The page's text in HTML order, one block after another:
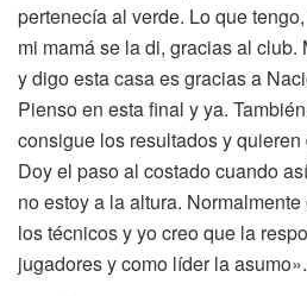
pertenecía al verde. Lo que
mi mamá se la di, gracias al club.
y digo esta casa es gracias a
Pienso en esta final y ya.
consigue los resultados y quieren
Doy el paso al costado cuando
no estoy a la altura.
los técnicos y yo creo que la
jugadores y como líder la asumo».